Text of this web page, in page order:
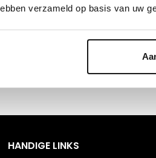
verzameld op basis van uw
HANDIGE LINKS